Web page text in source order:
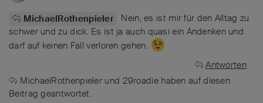
MichaelRothenpieler
Nein, es ist mir für den Alltag zu
schwer und zu dick. Es ist ja auch quasi ein Andenken und
darf auf keinen Fall verloren gehen.
Antworten
MichaelRothenpieler und 29roadie haben auf diesen
Beitrag geantwortet.